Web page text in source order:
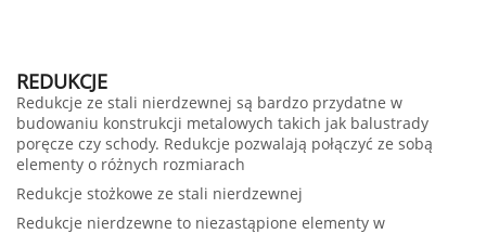
REDUKCJE
Redukcje ze stali nierdzewnej są bardzo przydatne w
budowaniu konstrukcji metalowych takich jak balustrady
poręcze czy schody. Redukcje pozwalają połączyć ze sobą
elementy o różnych rozmiarach
Redukcje stożkowe ze stali nierdzewnej
Redukcje nierdzewne to niezastąpione elementy w